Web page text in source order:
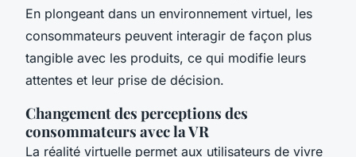
En plongeant dans un environnement virtuel, les
consommateurs peuvent interagir de façon plus
tangible avec les produits, ce qui modifie leurs
attentes et leur prise de décision.
Changement des perceptions des
consommateurs avec la VR
La réalité virtuelle permet aux utilisateurs de vivre